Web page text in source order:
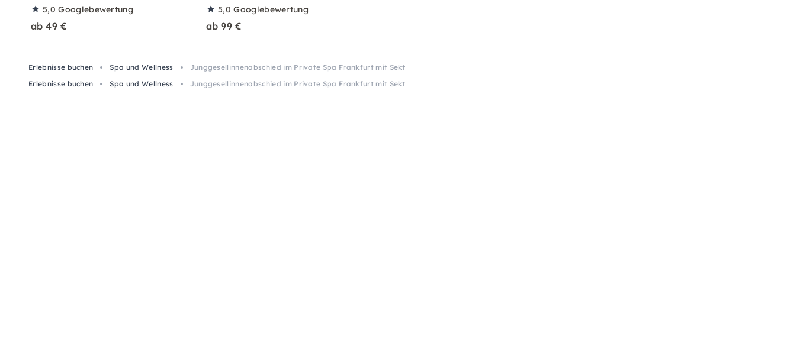
5,0Googlebewertung
ab 49 €
5,0Googlebewertung
ab 99 €
Erlebnisse buchen Spa und Wellness
Junggesellinnenabschied im Private Spa Frankfurt mit Sekt
Erlebnisse buchen
Spa und Wellness Junggesellinnenabschied im Private Spa Frankfurt mit Sekt